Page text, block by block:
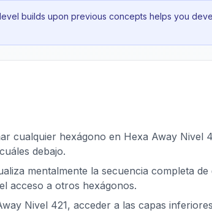
builds upon previous concepts helps you
cualquier hexágono en Hexa Away Nivel
debajo.
mentalmente la secuencia completa
acceso a otros hexágonos.
Nivel 421, acceder a las capas